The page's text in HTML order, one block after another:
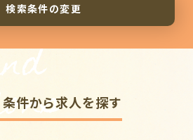
検索条件の変更
件から求人を探す